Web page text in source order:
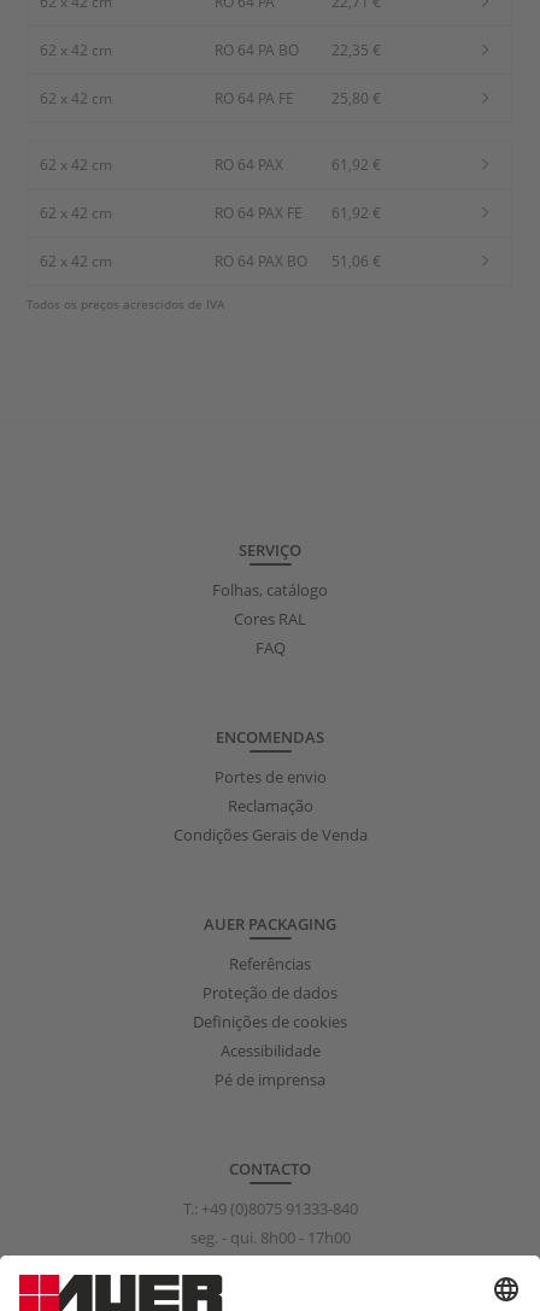
62 x 42 cm RO 64 PA BO 22,35 €
62 x 42 cm RO 64 PA FE 25,80 €
62 x 42 cm RO 64 PAX 61,92 €
62 x 42 cm RO 64 PAX FE 61,92 €
62 x 42 cm RO 64 PAX BO 51,06 €
Todos os preços acrescidos de IVA
SERVIÇO
Folhas, catálogo
Cores RAL
FAQ
ENCOMENDAS
Portes de envio
Reclamação
Condições Gerais de Venda
AUER PACKAGING
Referências
Proteção de dados
Definições de cookies
Acessibilidade
Pé de imprensa
CONTACTO
T.: +49 (0)8075 91333-840
seg. - qui. 8h00 - 17h00
info@auer-packaging.com